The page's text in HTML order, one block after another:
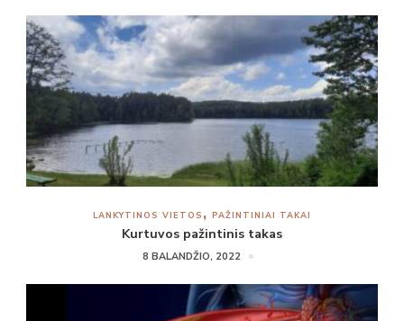
LANKYTINOS VIETOS PAŽINTINIAI TAKAI
Kurtuvos pažintinis takas
8 BALANDŽIO, 2022